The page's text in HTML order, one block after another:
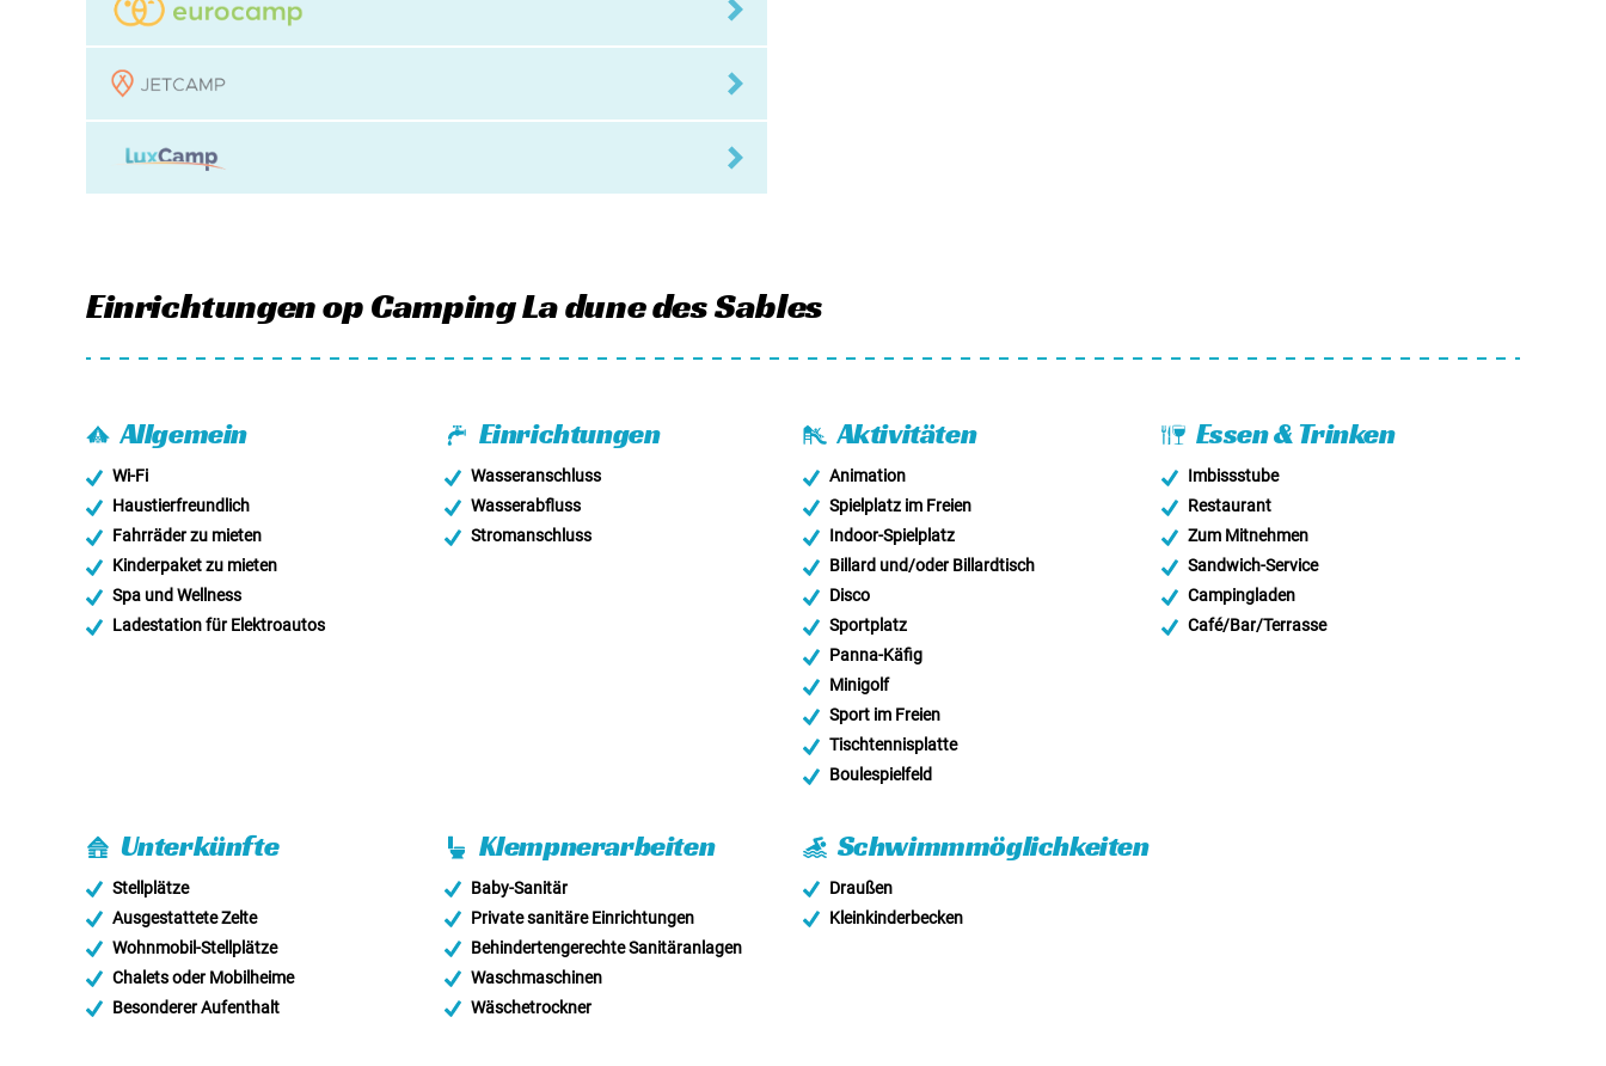
Einrichtungenop Camping La dune des Sables
Allgemein
Wi-Fi
Haustierfreundlich
Fahrräder zu mieten
Kinderpaket zu mieten
Spa und Wellness
Ladestation für Elektroautos
Einrichtungen
Wasseranschluss
Wasserabfluss
Stromanschluss
Aktivitäten
Animation
Spielplatz im Freien
Indoor-Spielplatz
Billard und/oder Billardtisch
Disco
Sportplatz
Panna-Käfig
Minigolf
Sport im Freien
Tischtennisplatte
Boulespielfeld
Essen & Trinken
Imbissstube
Restaurant
Zum Mitnehmen
Sandwich-Service
Campingladen
Café/Bar/Terrasse
Unterkünfte
Stellplätze
Ausgestattete Zelte
Wohnmobil-Stellplätze
Chalets oder Mobilheime
Besonderer Aufenthalt
Klempnerarbeiten
Baby-Sanitär
Private sanitäre Einrichtungen
Behindertengerechte Sanitäranlagen
Waschmaschinen
Wäschetrockner
Schwimmmöglichkeiten
Draußen
Kleinkinderbecken